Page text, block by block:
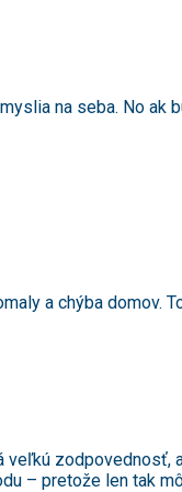
na seba. No
a chýba domov.
– pretože len tak